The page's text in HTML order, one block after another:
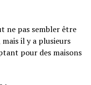
ne pas sembler être
il y a plusieurs
pour des maisons